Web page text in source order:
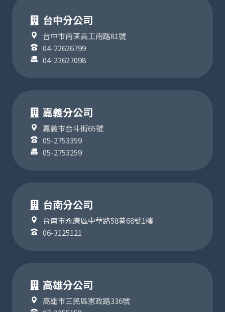
台中分公司
台中市南區高工南路81號
04-22626799
04-22627098
嘉義分公司
嘉義市台斗街65號
05-2753359
05-2753259
台南分公司
台南市永康區中華路58巷68號1樓
06-3125121
高雄分公司
高雄市三民區憲政路336號